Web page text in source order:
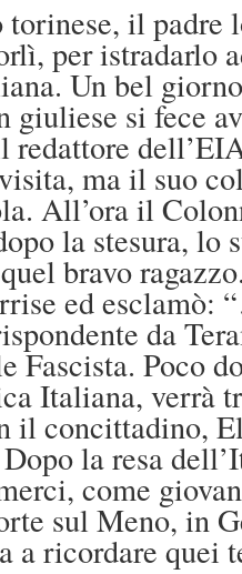
il padre
per istradarlo
Un bel
giuliese si fece
ma il suo
All’ora il
la stesura,
bravo
ed
da
Fascista. Poco
Italiana, verrà
il concittadino,
la resa
come
sul Meno, in
a ricordare